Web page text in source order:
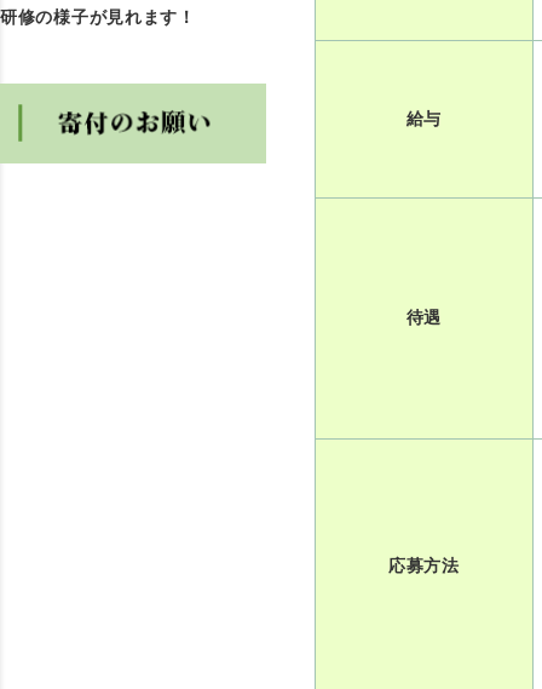
給与
待遇
応募方法
研修の様子が見れます！